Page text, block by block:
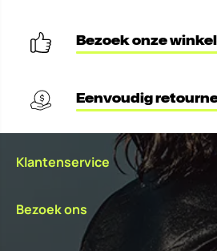
Bezoek onze
Eenvoudig
Klantenservice
Bezoek ons